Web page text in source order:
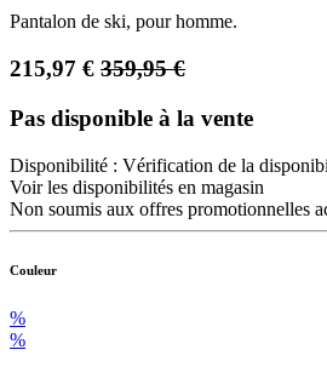
Pantalon de ski, pour homme.
215,97 € 359,95€
Pas disponible à la vente
Disponibilité : Vérification de la
Voir les disponibilités en magasin
Non soumis aux offres promotionnelles
Couleur
%
%